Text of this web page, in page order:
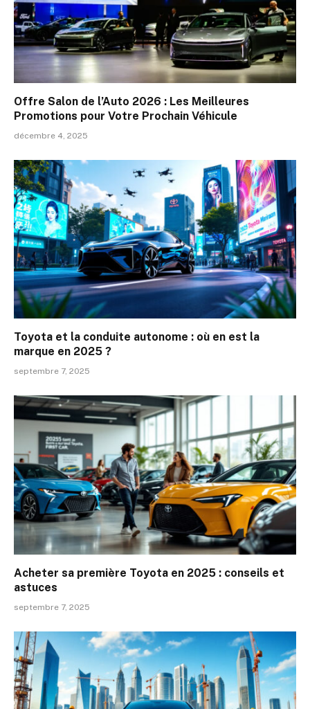
Offre Salon de l’Auto 2026 : Les Meilleures
Promotions pour Votre Prochain Véhicule
décembre 4, 2025
Toyota et la conduite autonome : où en est la
marque en 2025 ?
septembre 7, 2025
Acheter sa première Toyota en 2025 : conseils et
astuces
septembre 7, 2025